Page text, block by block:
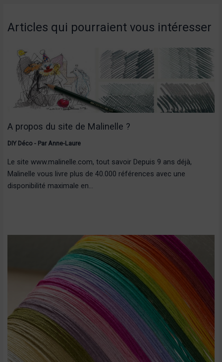
Articles qui pourraient vous intéresser
A propos du site de Malinelle ?
DIY Déco- ParAnne-Laure
Le site www.malinelle.com, tout savoir Depuis 9 ans déjà,
Malinelle vous livre plus de 40.000 références avec une
disponibilité maximale en…